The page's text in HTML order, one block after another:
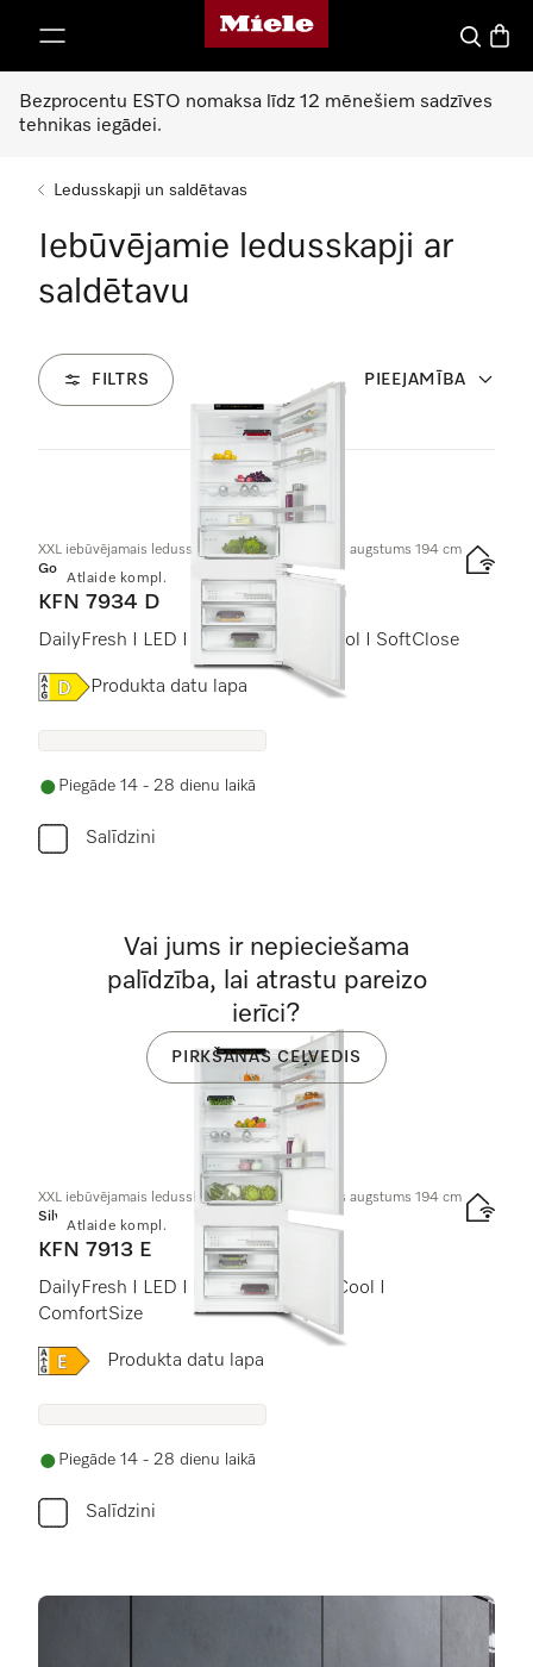
Miele mājas lapa
Bezprocentu ESTO nomaksa līdz 12 mēnešiem sadzīves
tehnikas iegādei.
Ledusskapji un saldētavas
Iebūvējamie ledusskapji ar
saldētavu
FILTRS PIEEJAMĪBA
18 Produkti
Atlaide kompl.
XXL iebūvējamais ledusskapis ar saldētavu, nišas augstums 194 cm
Gold
KFN 7934 D
DailyFresh I LED I NoFrost I DynaCool I SoftClose
Online Label Flag, Energoefektivitātes etiķete
Produkta datu lapa
Piegāde 14 - 28 dienu laikā
Salīdzini
Atlaide kompl.
XXL iebūvējamais ledusskapis ar saldētavu, nišas augstums 194 cm
Silver
KFN 7913 E
DailyFresh I LED I NoFrost I DuplexCool I
ComfortSize
Online Label Flag, Energoefektivitātes etiķete
Produkta datu lapa
Piegāde 14 - 28 dienu laikā
Salīdzini
Vai jums ir nepieciešama
palīdzība, lai atrastu pareizo
ierīci?
PIRKŠANAS CEĻVEDIS